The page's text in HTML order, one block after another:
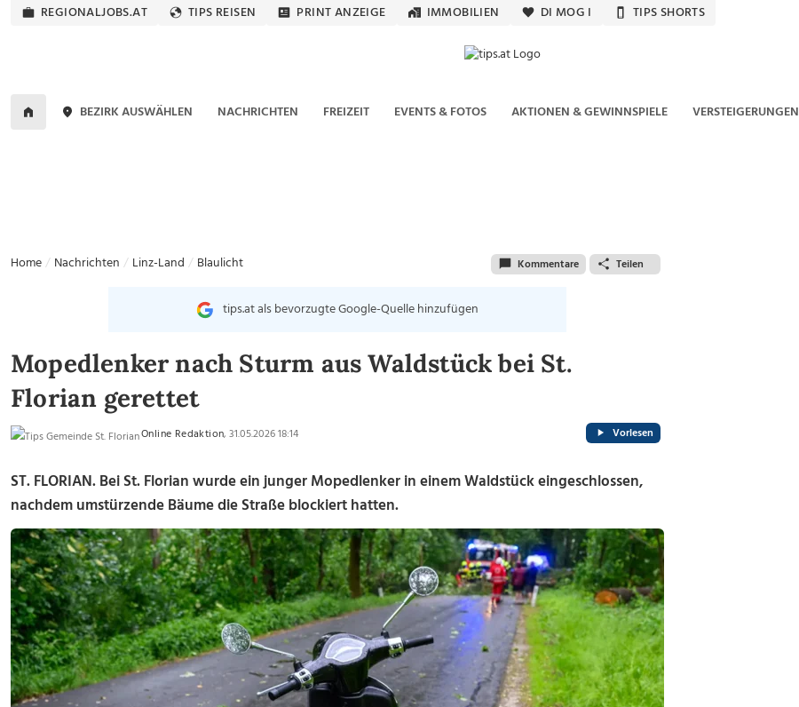
REGIONALJOBS.AT TIPS REISEN PRINT ANZEIGE IMMOBILIEN DI MOG I TIPS SHORTS
BEZIRK AUSWÄHLEN NACHRICHTEN FREIZEIT EVENTS & FOTOS AKTIONEN & GEWINNSPIELE VERSTEIGERUNGEN
Home Nachrichten Linz-Land Blaulicht Kommentare Teilen
tips.at als bevorzugte Google-Quelle hinzufügen
Mopedlenker nach Sturm aus Waldstück bei St.
Florian gerettet
Online Redaktion, 31.05.2026 18:14 Vorlesen
ST. FLORIAN. Bei St. Florian wurde ein junger Mopedlenker in einem Waldstück eingeschlossen,
nachdem umstürzende Bäume die Straße blockiert hatten.